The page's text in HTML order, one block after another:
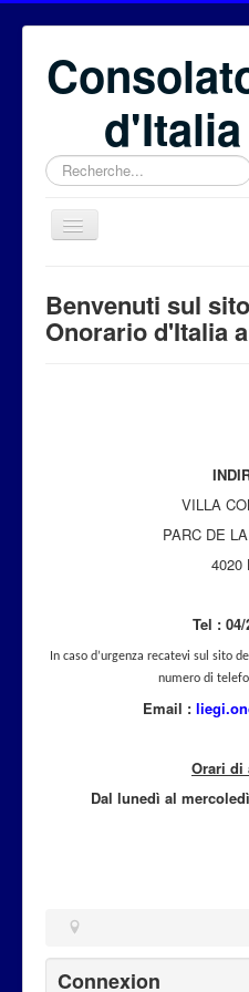
Rechercher
Il Consolato onorario
Benvenuti sul
Onorario d'Italia
VILLA
PARC DE
4020
Tel : 04/
In caso d’urgenza recatevi sul sito
numero di
Email :
Orari di
Dal lunedì al mercoledì
Connexion